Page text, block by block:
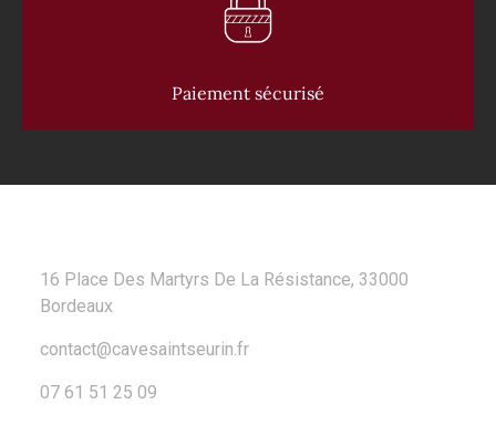
Paiement sécurisé
16 Place Des Martyrs De La Résistance, 33000
Bordeaux
contact@cavesaintseurin.fr
07 61 51 25 09